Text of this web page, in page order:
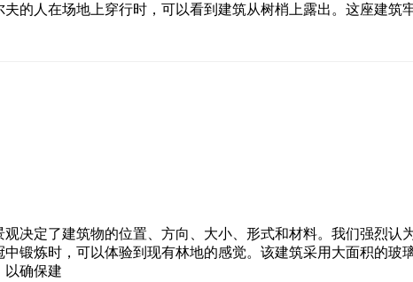
的人在场地上穿行时，可以看到建筑从树梢上露出。这座建筑
决定了建筑物的位置、方向、大小、形式和材料。我们强烈认
锻炼时，可以体验到现有林地的感觉。该建筑采用大面积的玻
以确保建